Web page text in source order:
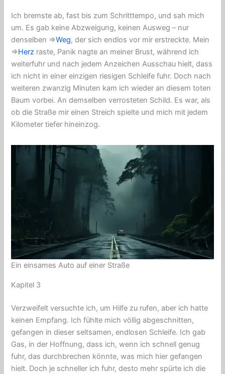
Ich bremste ab, fast bis zum Schritttempo, und sah mich
um. Es gab keine Abzweigung, keinen Ausweg – nur
denselben ⇒Weg, der sich endlos vor mir erstreckte. Mein
⇒Herz raste, Panik nagte an meiner Brust, während ich
weiterfuhr und nach jedem Anzeichen Ausschau hielt, dass
ich nicht in einer einzigen riesigen Schleife fuhr. Doch nach
weiteren zwanzig Minuten kam ich wieder an diesem toten
Baum vorbei. An demselben verrosteten Schild. Es war, als
ob die Straße mir einen Streich spielte und mich mit jedem
Kilometer tiefer hineinzog.
Ein einsames Auto auf einer Straße
Kapitel 3
Verzweifelt versuchte ich, um Hilfe zu rufen, aber ich hatte
keinen Empfang. Ich fühlte mich völlig abgeschnitten,
gefangen in dieser seltsamen, endlosen Schleife. Ich gab
Gas, in der Hoffnung, dass ich, wenn ich schnell genug
fuhr, das durchbrechen könnte, was mich hier gefangen
hielt. Doch je schneller ich fuhr, desto mehr spürte ich die